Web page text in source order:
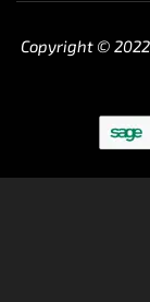
Copyright © 2022